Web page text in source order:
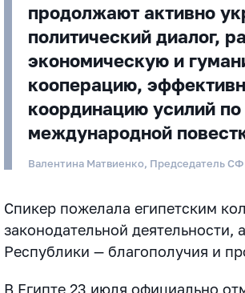
продолжают активно
политический диалог,
экономическую и
кооперацию,
координацию усилий
международной
Валентина Матвиенко, Председатель СФ
Спикер пожелала египетским
законодательной деятельности,
Республики — благополучия и
В Египте 23 июля официально